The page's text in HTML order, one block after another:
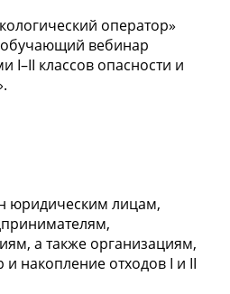
оператор»
вебинар
I–II классов опасности и
юридическим лицам,
а также организациям,
накопление отходов I и II